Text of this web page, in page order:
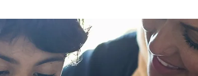
vous aider à trouver la communauté
que vous cherchez. Recherchez une
communauté en ligne Les plateformes
numériques et les réseaux sociaux en
ligne peuvent vous aider à entrer en